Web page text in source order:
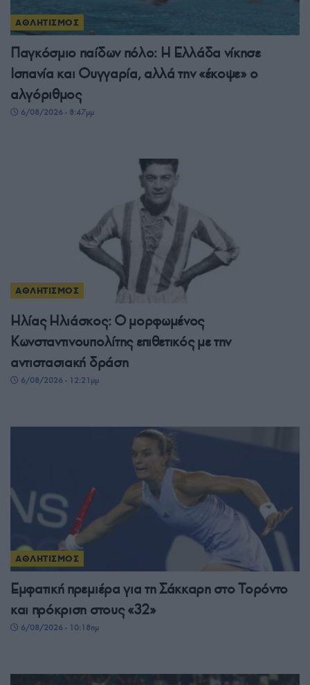
ΑΘΛΗΤΙΣΜΟΣ
Παγκόσμιο παίδων πόλο: Η Ελλάδα νίκησε
Ισπανία και Ουγγαρία, αλλά την «έκοψε» ο
αλγόριθμος
6/08/2026 - 8:47μμ
ΑΘΛΗΤΙΣΜΟΣ
Ηλίας Ηλιάσκος: Ο μορφωμένος
Κωνσταντινουπολίτης επιθετικός με την
αντιστασιακή δράση
6/08/2026 - 12:21μμ
ΑΘΛΗΤΙΣΜΟΣ
Εμφατική πρεμιέρα για τη Σάκκαρη στο Τορόντο
και πρόκριση στους «32»
6/08/2026 - 10:18πμ